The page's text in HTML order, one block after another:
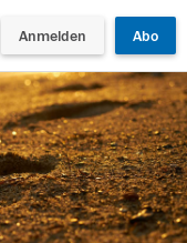
Anmelden Abo